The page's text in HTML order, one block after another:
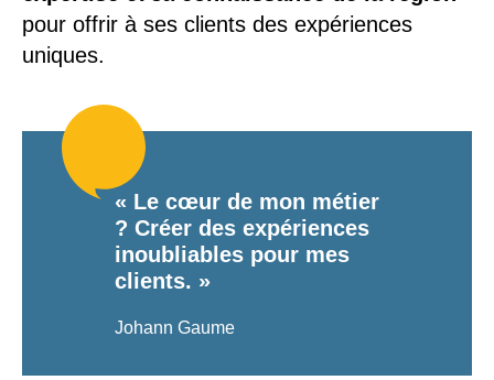
pour offrir à ses clients des expériences
uniques.
« Le cœur de mon métier
? Créer des expériences
inoubliables pour mes
clients. »
Johann Gaume